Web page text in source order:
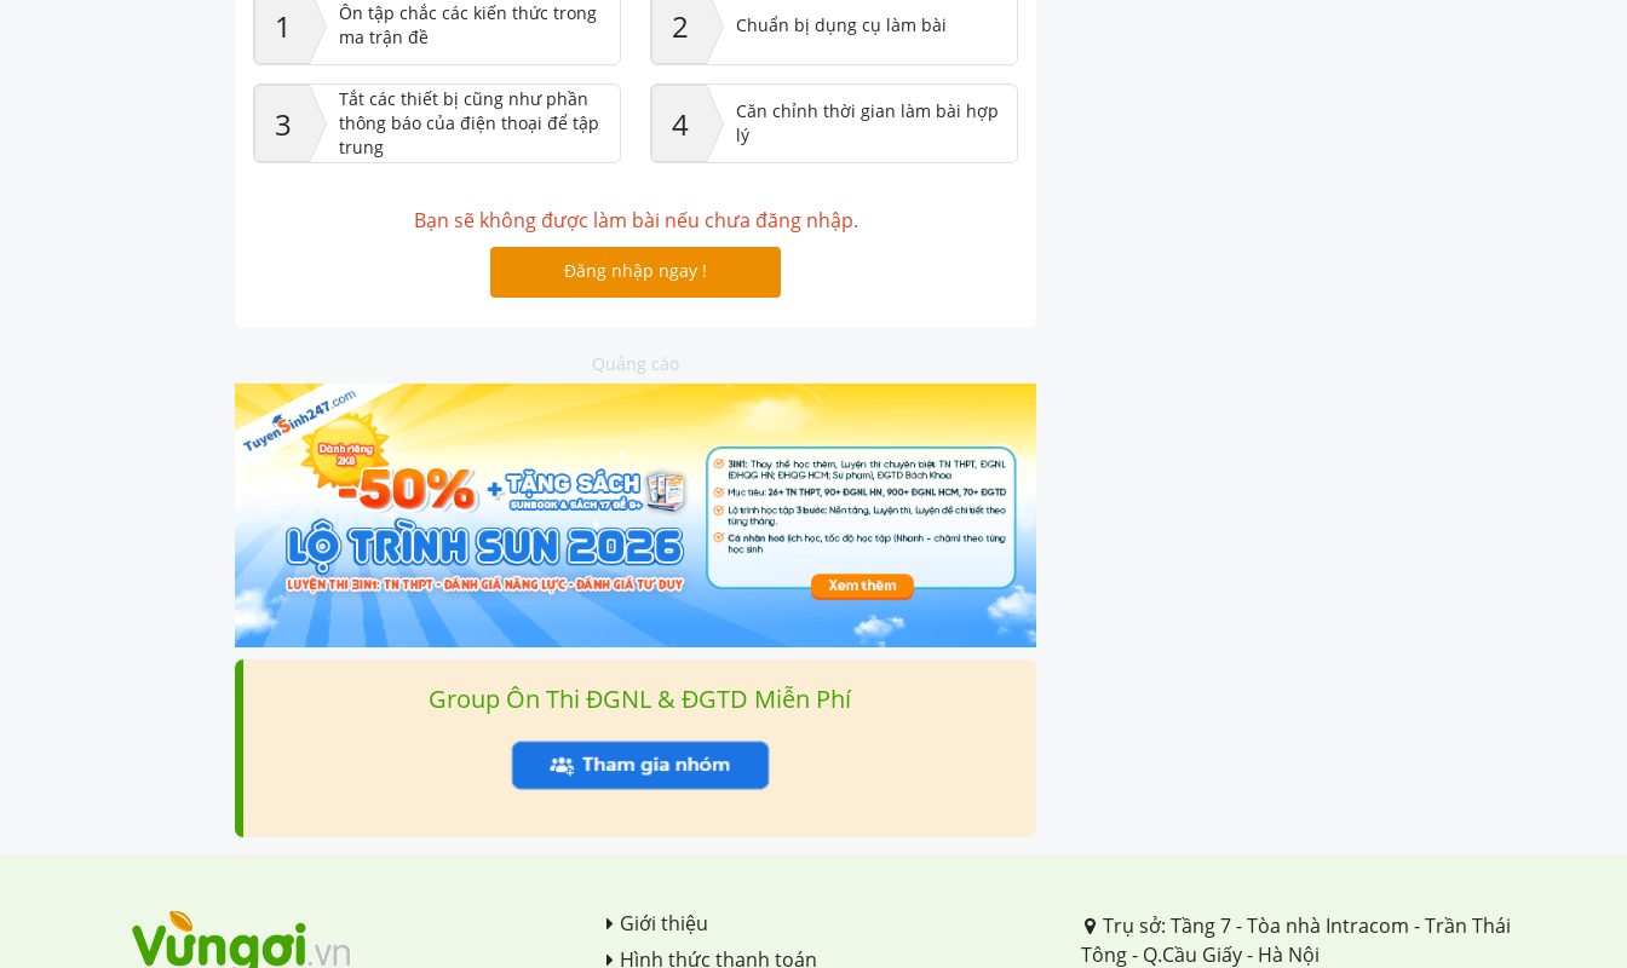
1
Ôn tập chắc các kiến thức trong
ma trận đề
2 Chuẩn bị dụng cụ làm bài
3
Tắt các thiết bị cũng như phần
thông báo của điện thoại để tập
trung
4
Căn chỉnh thời gian làm bài hợp
lý
Bạn sẽ không được làm bài nếu chưa đăng nhập.
Đăng nhập ngay !
Quảng cáo
Group Ôn Thi ĐGNL & ĐGTD Miễn Phí
Giới thiệu
Hình thức thanh toán
Trụ sở: Tầng 7 - Tòa nhà Intracom - Trần Thái
Tông - Q.Cầu Giấy - Hà Nội